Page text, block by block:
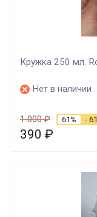
Кружка 250 мл.
Нет в наличии
1 000₽ 61% -
390 ₽